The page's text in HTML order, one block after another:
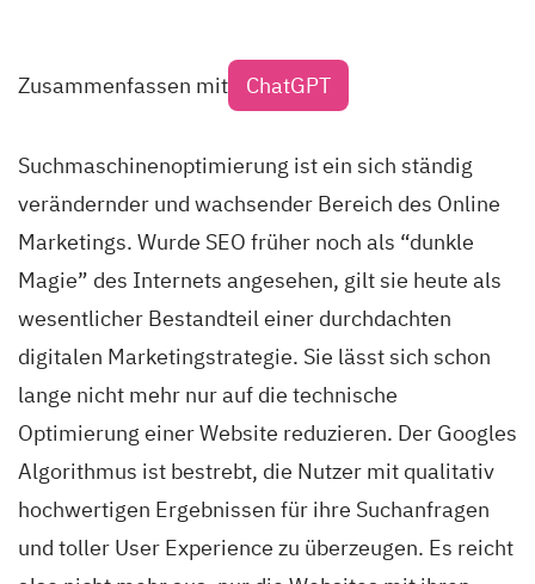
Zusammenfassen mit ChatGPT
Suchmaschinenoptimierung ist ein sich ständig
verändernder und wachsender Bereich des Online
Marketings. Wurde SEO früher noch als “dunkle
Magie” des Internets angesehen, gilt sie heute als
wesentlicher Bestandteil einer durchdachten
digitalen Marketingstrategie. Sie lässt sich schon
lange nicht mehr nur auf die technische
Optimierung einer Website reduzieren. Der Googles
Algorithmus ist bestrebt, die Nutzer mit qualitativ
hochwertigen Ergebnissen für ihre Suchanfragen
und toller User Experience zu überzeugen. Es reicht